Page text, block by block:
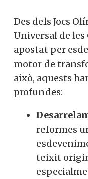
Des dels Jocs
Universal de les
apostat per
motor de
això, aquests
profundes:
reformes
teixit